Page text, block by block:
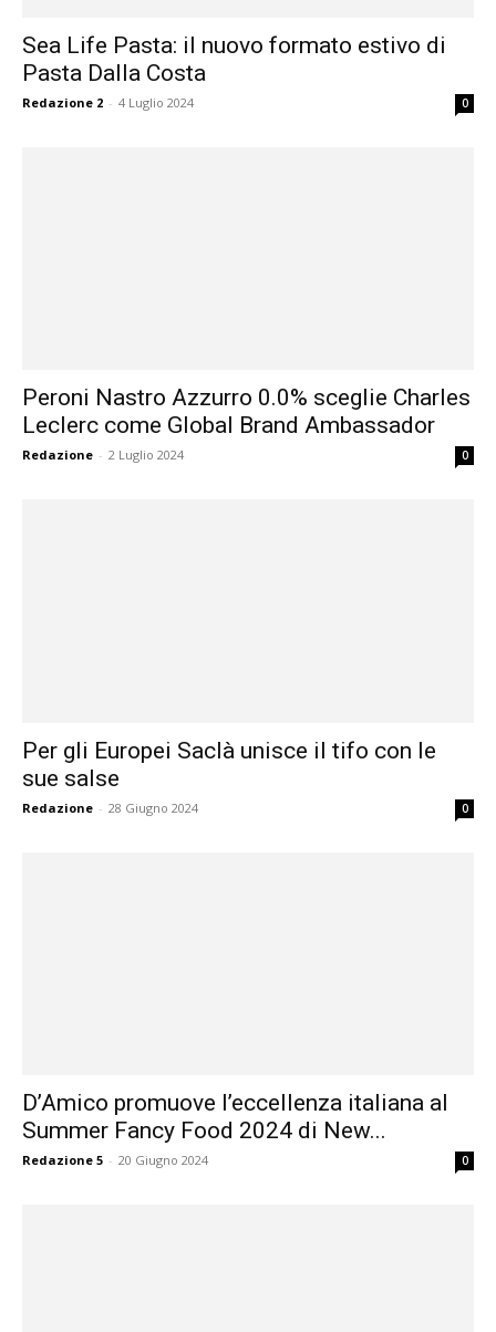
Sea Life Pasta: il nuovo formato estivo di
Pasta Dalla Costa
Redazione 2 - 4 Luglio 2024 0
Peroni Nastro Azzurro 0.0% sceglie Charles
Leclerc come Global Brand Ambassador
Redazione - 2 Luglio 2024 0
Per gli Europei Saclà unisce il tifo con le
sue salse
Redazione - 28 Giugno 2024 0
D’Amico promuove l’eccellenza italiana al
Summer Fancy Food 2024 di New...
Redazione 5 - 20 Giugno 2024 0